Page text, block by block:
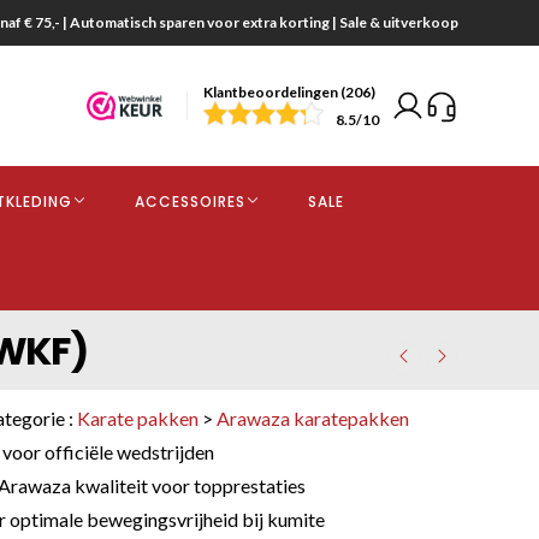
€ 75,- | Automatisch sparen voor extra korting | Sale & uitverkoop
Klantbeoordelingen (206)
8.5/10
ACCESSOIRES SALE
: Karate pakken >Arawaza karatepakken
officiële wedstrijden
kwaliteit voor topprestaties
optimale bewegingsvrijheid bij kumite